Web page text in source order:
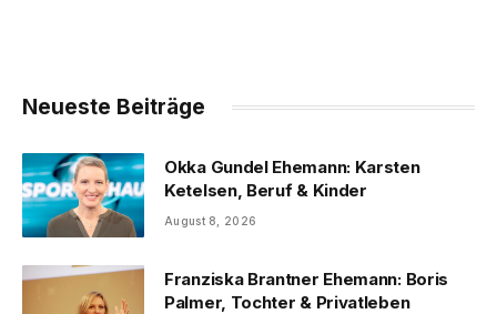
Neueste Beiträge
Okka Gundel Ehemann: Karsten
Ketelsen, Beruf & Kinder
August 8, 2026
Franziska Brantner Ehemann: Boris
Palmer, Tochter & Privatleben